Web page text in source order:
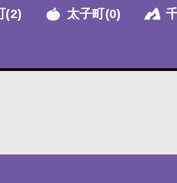
(2) 太子町 (0)